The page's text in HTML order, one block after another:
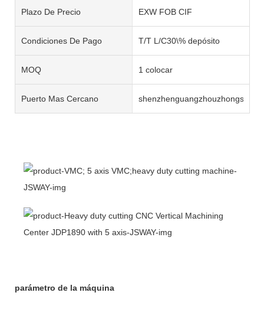
Plazo De Precio EXW FOB CIF
Condiciones De Pago T/T L/C30\% depósito
MOQ 1 colocar
Puerto Mas Cercano shenzhenguangzhouzhongshan
parámetro de la máquina